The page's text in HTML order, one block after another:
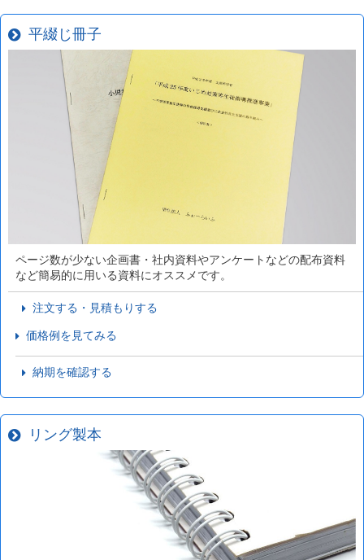
平綴じ冊子
ページ数が少ない企画書・社内資料やアンケートなどの配布資料
など簡易的に用いる資料にオススメです。
注文する・見積もりする
価格例を見てみる
納期を確認する
リング製本